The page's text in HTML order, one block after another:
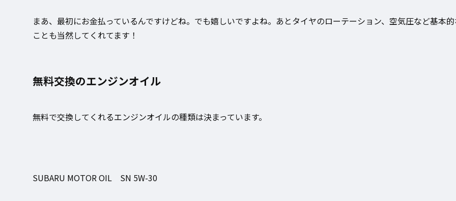
まあ、最初にお金払っているんですけどね。でも嬉しいですよね。あとタイヤのローテーション、空気圧など基本
ことも当然してくれてます！
無料交換のエンジンオイル
無料で交換してくれるエンジンオイルの種類は決まっています。
SUBARU MOTOR OIL SN 5W-30